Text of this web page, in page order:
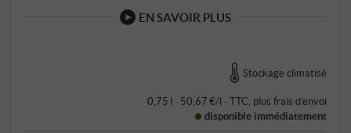
EN SAVOIR PLUS
Stockage climatisé
0,75 l · 50,67 €/l · TTC, plus frais d’envoi
disponible immédiatement